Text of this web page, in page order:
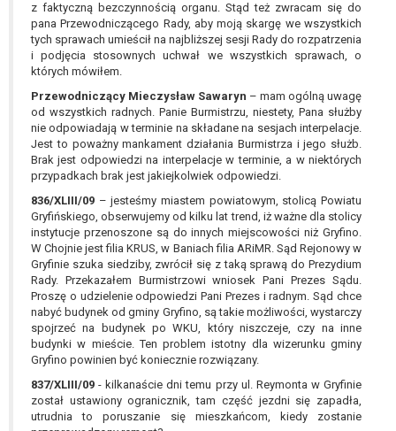
z faktyczną bezczynnością organu. Stąd też zwracam się do
pana Przewodniczącego Rady, aby moją skargę we wszystkich
tych sprawach umieścił na najbliższej sesji Rady do rozpatrzenia
i podjęcia stosownych uchwał we wszystkich sprawach, o
których mówiłem.
Przewodniczący Mieczysław Sawaryn – mam ogólną uwagę
od wszystkich radnych. Panie Burmistrzu, niestety, Pana służby
nie odpowiadają w terminie na składane na sesjach interpelacje.
Jest to poważny mankament działania Burmistrza i jego służb.
Brak jest odpowiedzi na interpelacje w terminie, a w niektórych
przypadkach brak jest jakiejkolwiek odpowiedzi.
836/XLIII/09 – jesteśmy miastem powiatowym, stolicą Powiatu
Gryfińskiego, obserwujemy od kilku lat trend, iż ważne dla stolicy
instytucje przenoszone są do innych miejscowości niż Gryfino.
W Chojnie jest filia KRUS, w Baniach filia ARiMR. Sąd Rejonowy w
Gryfinie szuka siedziby, zwrócił się z taką sprawą do Prezydium
Rady. Przekazałem Burmistrzowi wniosek Pani Prezes Sądu.
Proszę o udzielenie odpowiedzi Pani Prezes i radnym. Sąd chce
nabyć budynek od gminy Gryfino, są takie możliwości, wystarczy
spojrzeć na budynek po WKU, który niszczeje, czy na inne
budynki w mieście. Ten problem istotny dla wizerunku gminy
Gryfino powinien być koniecznie rozwiązany.
837/XLIII/09 - kilkanaście dni temu przy ul. Reymonta w Gryfinie
został ustawiony ogranicznik, tam część jezdni się zapadła,
utrudnia to poruszanie się mieszkańcom, kiedy zostanie